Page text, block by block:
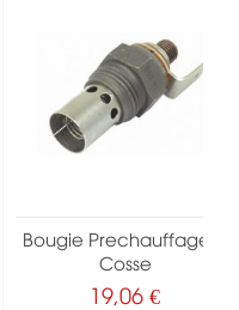
Bougie Prechauffage A
Cosse
19,06 €